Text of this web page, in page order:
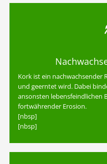
Kork ist ein nachwachsender
und geerntet wird. Dabei
ansonsten lebensfeindlichen
fortwährender Erosion.
[nbsp]
[nbsp]